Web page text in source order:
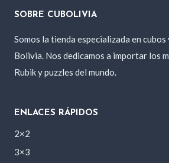
SOBRE CUBOLIVIA
Somos la tienda especializada en cubos
Bolivia. Nos dedicamos a importar los
Rubik y puzzles del mundo.
ENLACES RÁPIDOS
2×2
3×3